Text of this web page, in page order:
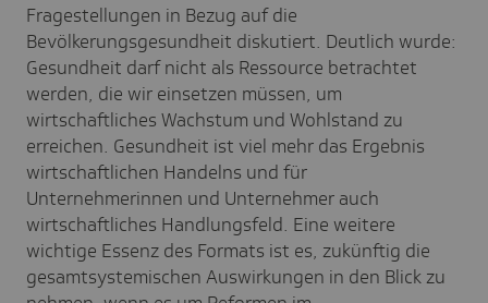
Fragestellungen in Bezug auf die
Bevölkerungsgesundheit diskutiert. Deutlich wurde:
Gesundheit darf nicht als Ressource betrachtet
werden, die wir einsetzen müssen, um
wirtschaftliches Wachstum und Wohlstand zu
erreichen. Gesundheit ist viel mehr das Ergebnis
wirtschaftlichen Handelns und für
Unternehmerinnen und Unternehmer auch
wirtschaftliches Handlungsfeld. Eine weitere
wichtige Essenz des Formats ist es, zukünftig die
gesamtsystemischen Auswirkungen in den Blick zu